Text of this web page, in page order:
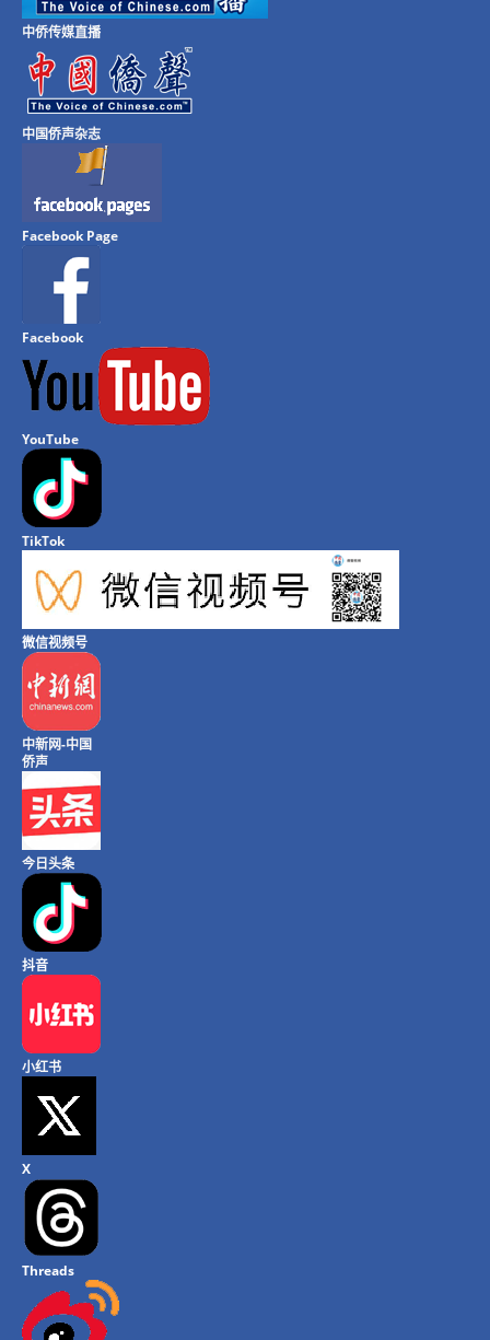
中侨传媒直播
中国侨声杂志
Facebook Page
Facebook
YouTube
TikTok
微信视频号
中新网-中国
侨声
今日头条
抖音
小红书
X
Threads